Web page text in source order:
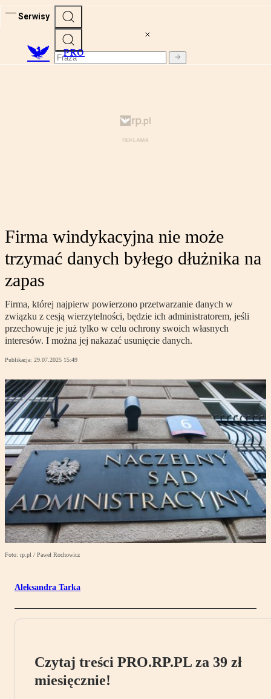
Serwisy
PRO
Firma windykacyjna nie może
trzymać danych byłego dłużnika na
zapas
Firma, której najpierw powierzono przetwarzanie danych w
związku z cesją wierzytelności, będzie ich administratorem, jeśli
przechowuje je już tylko w celu ochrony swoich własnych
interesów. I można jej nakazać usunięcie danych.
Publikacja: 29.07.2025 15:49
Foto: rp.pl / Paweł Rochowicz
Aleksandra Tarka
Czytaj treści PRO.RP.PL za 39 zł
miesięcznie!